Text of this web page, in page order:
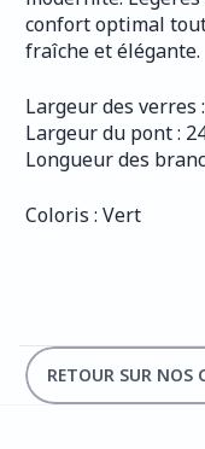
confort optimal
fraîche et élégante.
Largeur des verres
Largeur du pont :
Longueur des
Coloris : Vert
RETOUR SUR NOS